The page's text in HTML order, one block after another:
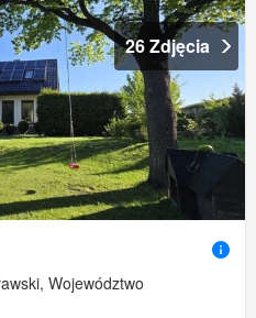
26 Zdjęcia
Województwo